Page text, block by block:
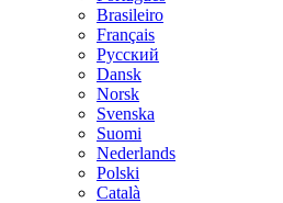
Brasileiro
Français
Русский
Dansk
Norsk
Svenska
Suomi
Nederlands
Polski
Català